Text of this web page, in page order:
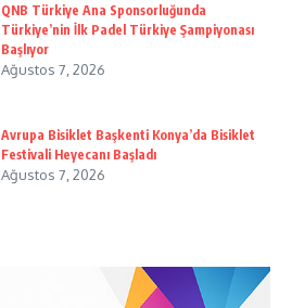
QNB Türkiye Ana Sponsorluğunda
Türkiye’nin İlk Padel Türkiye Şampiyonası
Başlıyor
Ağustos 7, 2026
Avrupa Bisiklet Başkenti Konya’da Bisiklet
Festivali Heyecanı Başladı
Ağustos 7, 2026